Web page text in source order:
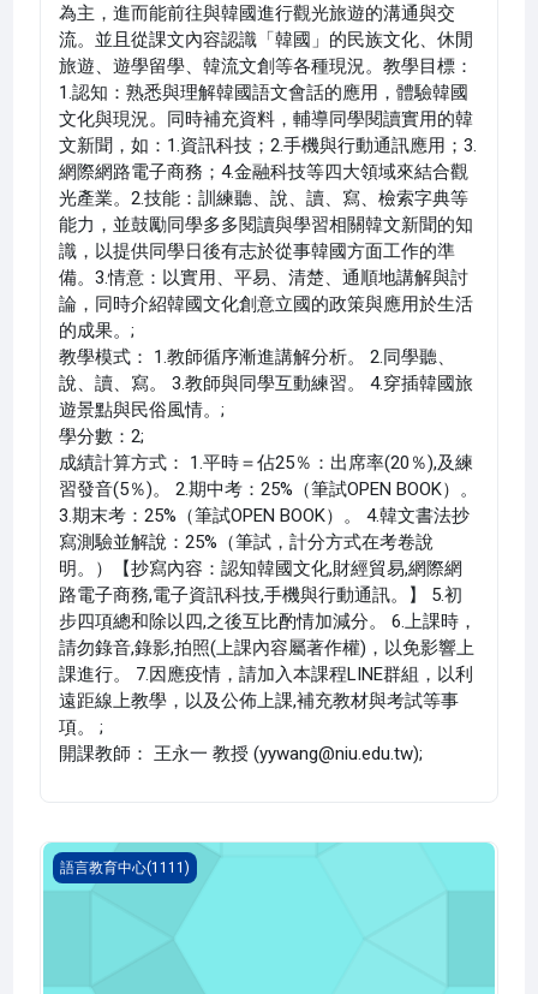
為主，進而能前往與韓國進行觀光旅遊的溝通與交
流。並且從課文內容認識「韓國」的民族文化、休閒
旅遊、遊學留學、韓流文創等各種現況。教學目標：
1.認知：熟悉與理解韓國語文會話的應用，體驗韓國
文化與現況。同時補充資料，輔導同學閱讀實用的韓
文新聞，如：1.資訊科技；2.手機與行動通訊應用；3.
網際網路電子商務；4.金融科技等四大領域來結合觀
光產業。2.技能：訓練聽、說、讀、寫、檢索字典等
能力，並鼓勵同學多多閱讀與學習相關韓文新聞的知
識，以提供同學日後有志於從事韓國方面工作的準
備。3.情意：以實用、平易、清楚、通順地講解與討
論，同時介紹韓國文化創意立國的政策與應用於生活
的成果。;
教學模式： 1.教師循序漸進講解分析。 2.同學聽、
說、讀、寫。 3.教師與同學互動練習。 4.穿插韓國旅
遊景點與民俗風情。;
學分數：2;
成績計算方式： 1.平時＝佔25％：出席率(20％),及練
習發音(5％)。 2.期中考：25%（筆試OPEN BOOK）。
3.期末考：25%（筆試OPEN BOOK）。 4.韓文書法抄
寫測驗並解說：25%（筆試，計分方式在考卷說
明。）【抄寫內容：認知韓國文化,財經貿易,網際網
路電子商務,電子資訊科技,手機與行動通訊。】 5.初
步四項總和除以四,之後互比酌情加減分。 6.上課時，
請勿錄音,錄影,拍照(上課內容屬著作權)，以免影響上
課進行。 7.因應疫情，請加入本課程LINE群組，以利
遠距線上教學，以及公佈上課,補充教材與考試等事
項。 ;
開課教師： 王永一 教授 (yywang@niu.edu.tw);
泰文 二(1111_G5LC010017A)
語言教育中心(1111)